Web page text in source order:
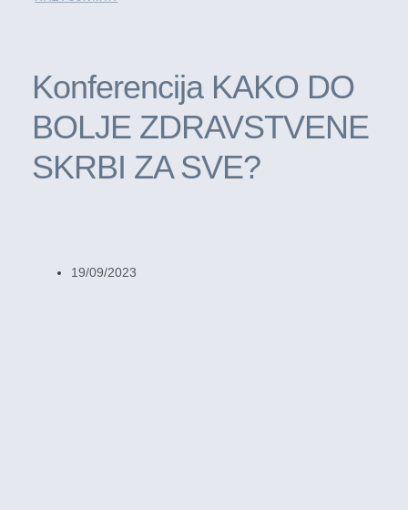
Konferencija KAKO DO
BOLJE ZDRAVSTVENE
SKRBI ZA SVE?
19/09/2023